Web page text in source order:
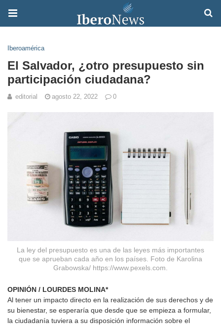
Iberoamérica
El Salvador, ¿otro presupuesto sin
participación ciudadana?
editorial agosto 22, 2022 0
La ley del presupuesto es una de las leyes más importantes
que se aprueban cada año en los países. Foto de Karolina
Grabowska/ https://www.pexels.com.
OPINIÓN / LOURDES MOLINA*
Al tener un impacto directo en la realización de sus derechos y de
su bienestar, se esperaría que desde que se empieza a formular,
la ciudadanía tuviera a su disposición información sobre el